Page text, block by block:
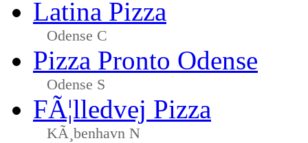
Latina Pizza
Odense C
Pizza Pronto Odense
Odense S
FÃ¦lledvej Pizza
KÃ¸benhavn N